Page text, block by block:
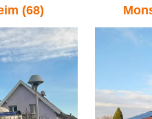
(68)